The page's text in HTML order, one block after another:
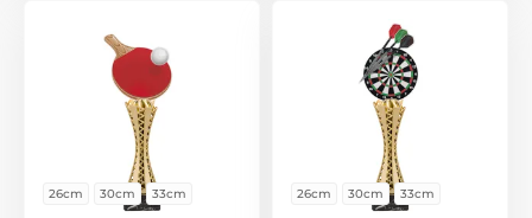
26cm 30cm 33cm 26cm 30cm 33cm